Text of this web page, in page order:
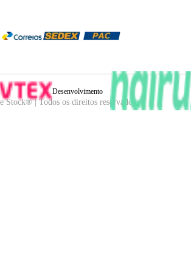
Stock® | Todos os direitos reservados.
Desenvolvimento